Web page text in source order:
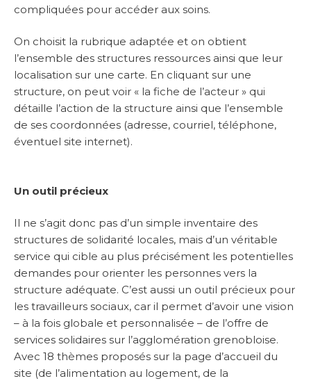
compliquées pour accéder aux soins.
On choisit la rubrique adaptée et on obtient
l’ensemble des structures ressources ainsi que leur
localisation sur une carte. En cliquant sur une
structure, on peut voir « la fiche de l’acteur » qui
détaille l’action de la structure ainsi que l’ensemble
de ses coordonnées (adresse, courriel, téléphone,
éventuel site internet).
Un outil précieux
Il ne s’agit donc pas d’un simple inventaire des
structures de solidarité locales, mais d’un véritable
service qui cible au plus précisément les potentielles
demandes pour orienter les personnes vers la
structure adéquate. C’est aussi un outil précieux pour
les travailleurs sociaux, car il permet d’avoir une vision
– à la fois globale et personnalisée – de l’offre de
services solidaires sur l’agglomération grenobloise.
Avec 18 thèmes proposés sur la page d’accueil du
site (de l’alimentation au logement, de la